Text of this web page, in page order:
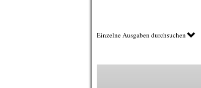
Einzelne Ausgaben durchsuchen